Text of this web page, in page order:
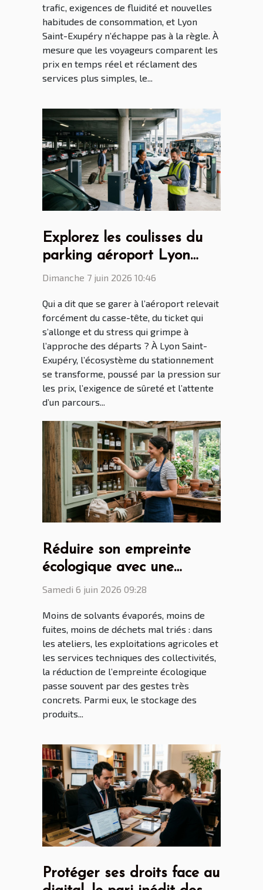
trafic, exigences de fluidité et nouvelles
habitudes de consommation, et Lyon
Saint-Exupéry n’échappe pas à la règle. À
mesure que les voyageurs comparent les
prix en temps réel et réclament des
services plus simples, le...
Explorez les coulisses du
parking aéroport Lyon
Saint Ex entre innovations
Dimanche 7 juin 2026 10:46
Qui a dit que se garer à l’aéroport relevait
forcément du casse-tête, du ticket qui
s’allonge et du stress qui grimpe à
l’approche des départs ? À Lyon Saint-
Exupéry, l’écosystème du stationnement
se transforme, poussé par la pression sur
les prix, l’exigence de sûreté et l’attente
d’un parcours...
Réduire son empreinte
écologique avec une
armoire phytosanitaire
Samedi 6 juin 2026 09:28
Moins de solvants évaporés, moins de
fuites, moins de déchets mal triés : dans
les ateliers, les exploitations agricoles et
les services techniques des collectivités,
la réduction de l’empreinte écologique
passe souvent par des gestes très
concrets. Parmi eux, le stockage des
produits...
Protéger ses droits face au